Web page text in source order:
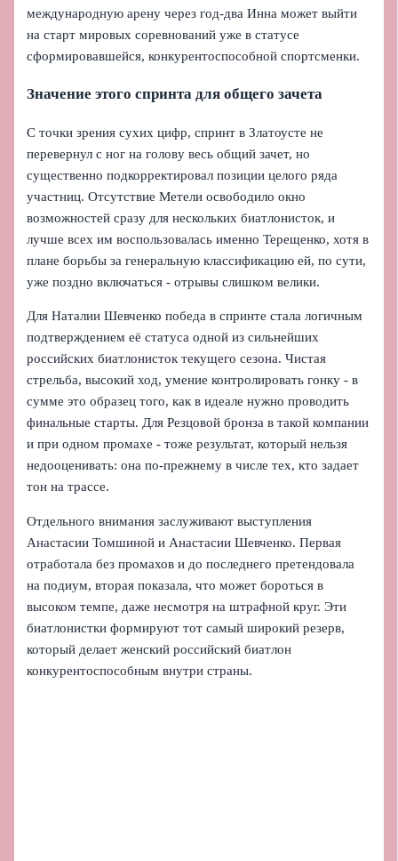
международную арену через год-два Инна может выйти
на старт мировых соревнований уже в статусе
сформировавшейся, конкурентоспособной спортсменки.
Значение этого спринта для общего зачета
С точки зрения сухих цифр, спринт в Златоусте не
перевернул с ног на голову весь общий зачет, но
существенно подкорректировал позиции целого ряда
участниц. Отсутствие Метели освободило окно
возможностей сразу для нескольких биатлонисток, и
лучше всех им воспользовалась именно Терещенко, хотя в
плане борьбы за генеральную классификацию ей, по сути,
уже поздно включаться - отрывы слишком велики.
Для Наталии Шевченко победа в спринте стала логичным
подтверждением её статуса одной из сильнейших
российских биатлонисток текущего сезона. Чистая
стрельба, высокий ход, умение контролировать гонку - в
сумме это образец того, как в идеале нужно проводить
финальные старты. Для Резцовой бронза в такой компании
и при одном промахе - тоже результат, который нельзя
недооценивать: она по-прежнему в числе тех, кто задает
тон на трассе.
Отдельного внимания заслуживают выступления
Анастасии Томшиной и Анастасии Шевченко. Первая
отработала без промахов и до последнего претендовала
на подиум, вторая показала, что может бороться в
высоком темпе, даже несмотря на штрафной круг. Эти
биатлонистки формируют тот самый широкий резерв,
который делает женский российский биатлон
конкурентоспособным внутри страны.